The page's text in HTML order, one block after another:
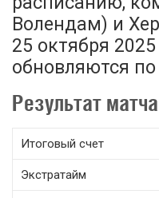
Волендам) и
25 октября
обновляются
Результат матча
Итоговый счет
Экстратайм